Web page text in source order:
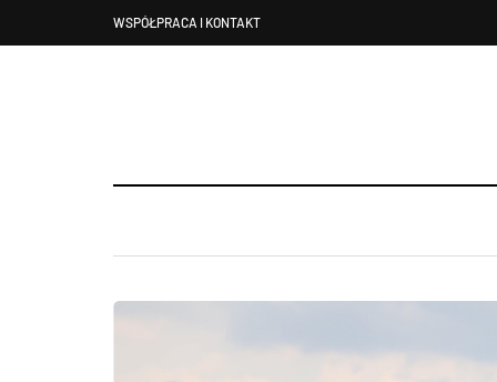
WSPÓŁPRACA I KONTAKT